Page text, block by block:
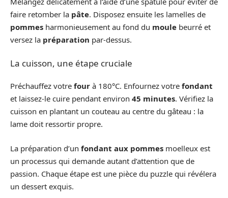
faire retomber la pâte. Disposez ensuite les lamelles de
pommes harmonieusement au fond du moule beurré et
versez la préparation par-dessus.
La cuisson, une étape cruciale
Préchauffez votre four à 180°C. Enfournez votre fondant
et laissez-le cuire pendant environ 45 minutes. Vérifiez la
cuisson en plantant un couteau au centre du gâteau : la
lame doit ressortir propre.
La préparation d’un fondant aux pommes moelleux est
un processus qui demande autant d’attention que de
passion. Chaque étape est une pièce du puzzle qui révélera
un dessert exquis.